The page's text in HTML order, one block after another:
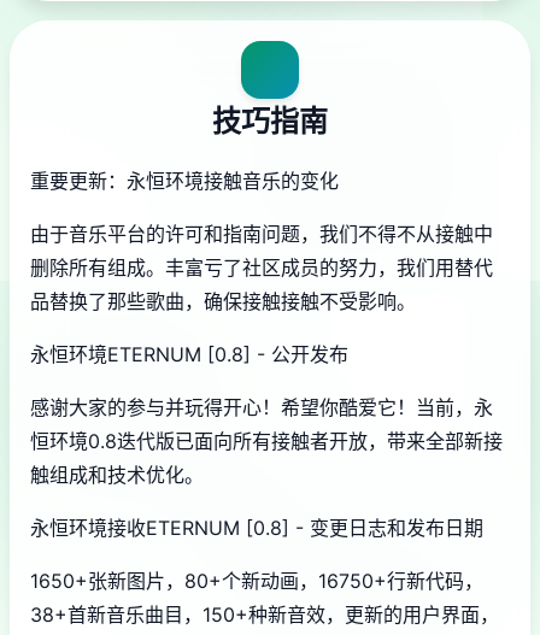
技巧指南
重要更新：永恒环境接触音乐的变化
由于音乐平台的许可和指南问题，我们不得不从接触中
删除所有组成。丰富亏了社区成员的努力，我们用替代
品替换了那些歌曲，确保接触接触不受影响。
永恒环境ETERNUM [0.8] - 公开发布
感谢大家的参与并玩得开心！希望你酷爱它！当前，永
恒环境0.8迭代版已面向所有接触者开放，带来全部新接
触组成和技术优化。
永恒环境接收ETERNUM [0.8] - 变更日志和发布日期
1650+张新图片，80+个新动画，16750+行新代码，
38+首新音乐曲目，150+种新音效，更新的用户界面，